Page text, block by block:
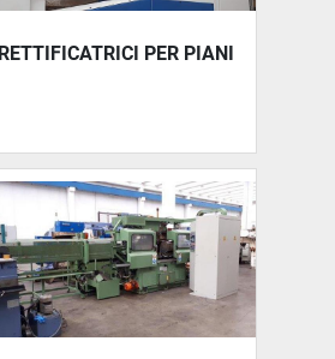
RETTIFICATRICI PER PIANI